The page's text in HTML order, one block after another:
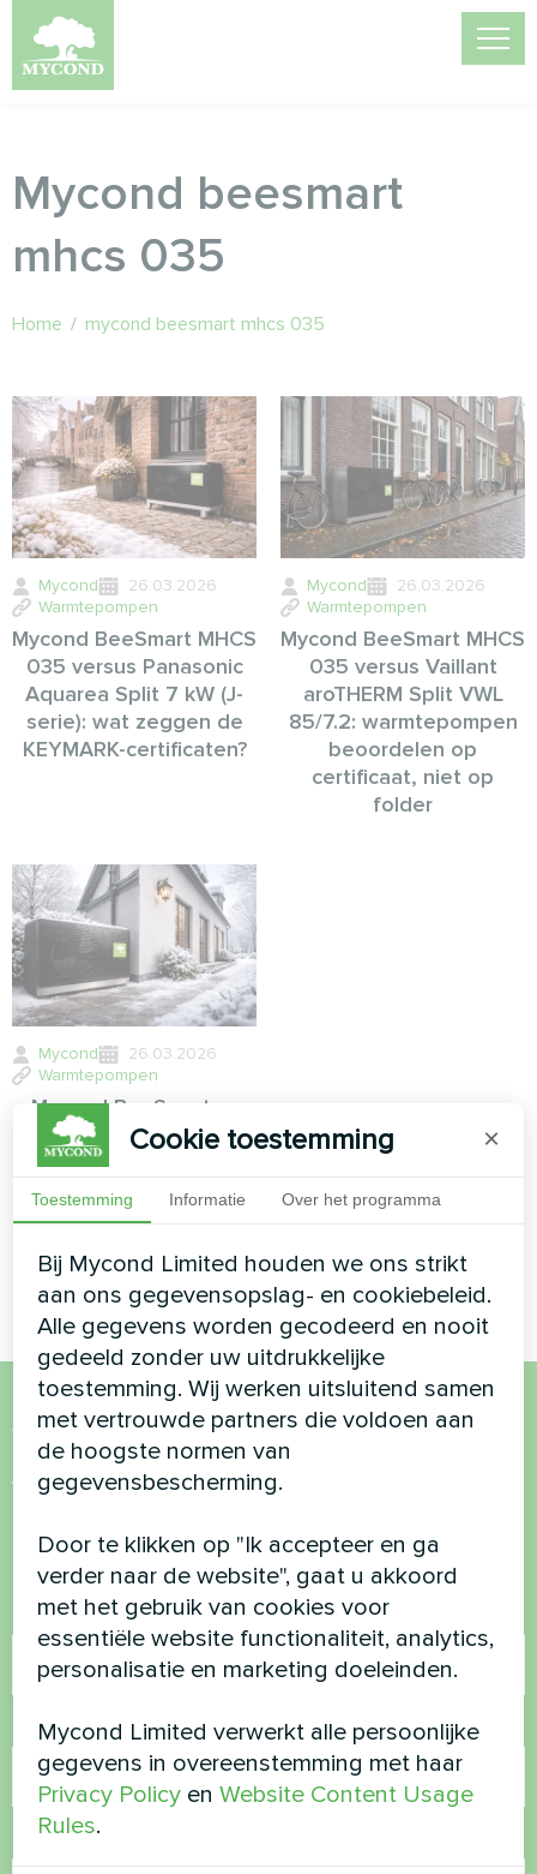
Mycond beesmart
mhcs 035
Home / mycond beesmart mhcs 035
Mycond
26.03.2026
Warmtepompen
Mycond BeeSmart MHCS
035 versus Panasonic
Aquarea Split 7 kW (J-
serie): wat zeggen de
KEYMARK-certificaten?
Mycond
26.03.2026
Warmtepompen
Mycond BeeSmart MHCS
035 versus Vaillant
aroTHERM Split VWL
85/7.2: warmtepompen
beoordelen op
certificaat, niet op
folder
Mycond
26.03.2026
Warmtepompen
Mycond BeeSmart vs
Daikin Altherma 3 R W:
warmtepompvergelijking
op basis van HP
KEYMARK-certificaten
Wil je kopen of heb je
vragen?
Neem contact met ons op en we helpen je
Naam
Telefoonnummer
E-mail
Cookie toestemming ×
Toestemming Informatie Over het programma
Bij Mycond Limited houden we ons strikt
aan ons gegevensopslag- en cookiebeleid.
Alle gegevens worden gecodeerd en nooit
gedeeld zonder uw uitdrukkelijke
toestemming. Wij werken uitsluitend samen
met vertrouwde partners die voldoen aan
de hoogste normen van
gegevensbescherming.
Door te klikken op "Ik accepteer en ga
verder naar de website", gaat u akkoord
met het gebruik van cookies voor
essentiële website functionaliteit, analytics,
personalisatie en marketing doeleinden.
Mycond Limited verwerkt alle persoonlijke
gegevens in overeenstemming met haar
Privacy Policy enWebsite Content Usage
Rules.